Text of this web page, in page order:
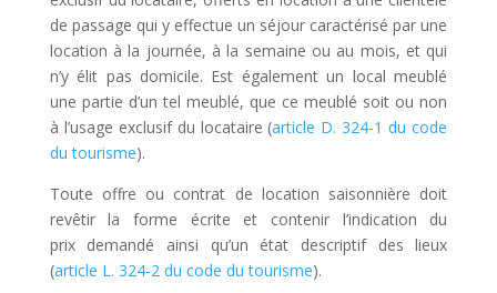
de passage qui y effectue un séjour caractérisé par une
location à la journée, à la semaine ou au mois, et qui
n’y élit pas domicile. Est également un local meublé
une partie d’un tel meublé, que ce meublé soit ou non
à l’usage exclusif du locataire (article D. 324-1 du code
du tourisme).
Toute offre ou contrat de location saisonnière doit
revêtir la forme écrite et contenir l’indication du
prix demandé ainsi qu’un état descriptif des lieux
(article L. 324-2 du code du tourisme).